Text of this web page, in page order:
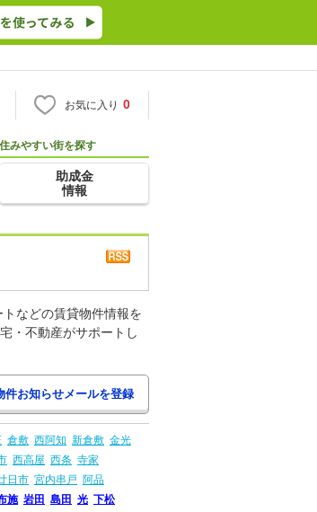
お気に入り 0
住みやすい街を探す
助成金
情報
などの賃貸物件情報を
・不動産がサポートし
倉敷 西阿知 新倉敷 金光
西高屋 西条 寺家
日市 宮内串戸 阿品
施 岩田 島田 光 下松